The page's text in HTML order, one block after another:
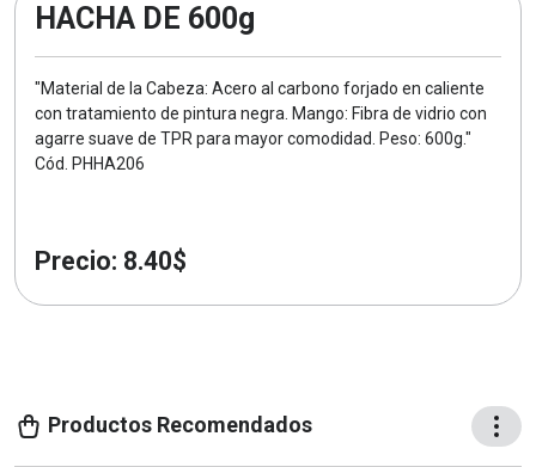
HACHA DE 600g
"Material de la Cabeza: Acero al carbono forjado en caliente
con tratamiento de pintura negra. Mango: Fibra de vidrio con
agarre suave de TPR para mayor comodidad. Peso: 600g."
Cód. PHHA206
Precio: 8.40$
Productos Recomendados